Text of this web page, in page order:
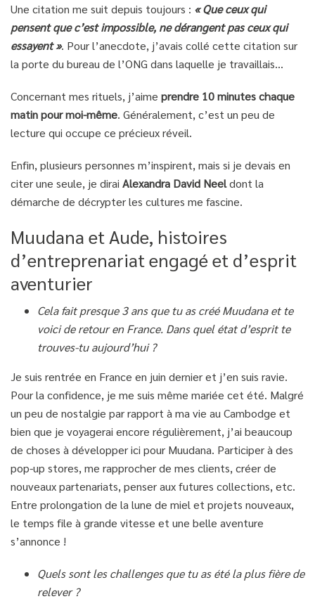
Une citation me suit depuis toujours : « Que ceux qui
pensent que c’est impossible, ne dérangent pas ceux qui
essayent ». Pour l’anecdote, j’avais collé cette citation sur
la porte du bureau de l’ONG dans laquelle je travaillais…
Concernant mes rituels, j’aime prendre 10 minutes chaque
matin pour moi-même. Généralement, c’est un peu de
lecture qui occupe ce précieux réveil.
Enfin, plusieurs personnes m’inspirent, mais si je devais en
citer une seule, je dirai Alexandra David Neeldont la
démarche de décrypter les cultures me fascine.
Muudana et Aude, histoires
d’entreprenariat engagé et d’esprit
aventurier
Cela fait presque 3 ans que tu as créé Muudana et te
voici de retour en France. Dans quel état d’esprit te
trouves-tu aujourd’hui ?
Je suis rentrée en France en juin dernier et j’en suis ravie.
Pour la confidence, je me suis même mariée cet été. Malgré
un peu de nostalgie par rapport à ma vie au Cambodge et
bien que je voyagerai encore régulièrement, j’ai beaucoup
de choses à développer ici pour Muudana. Participer à des
pop-up stores, me rapprocher de mes clients, créer de
nouveaux partenariats, penser aux futures collections, etc.
Entre prolongation de la lune de miel et projets nouveaux,
le temps file à grande vitesse et une belle aventure
s’annonce !
Quels sont les challenges que tu as été la plus fière de
relever ?